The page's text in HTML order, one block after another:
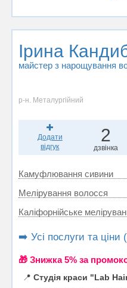
Ірина
майстер з нарощування
р-н. Металургійний
Додати
відгук
2
дзвінка
Камуфлювання сивини
Мелірування волосся
Каліфорнійське
➡️ Усі послуги та ціни
🎁 Знижка 5% за
📍 Студія краси "Lab